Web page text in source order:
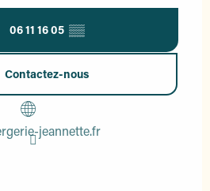
06 11 16 05 ▒▒
Contactez-nous
jeannette.fr